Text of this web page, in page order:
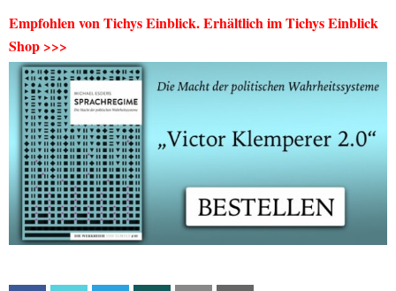
Empfohlen von Tichys Einblick. Erhältlich im Tichys Einblick
Shop >>>